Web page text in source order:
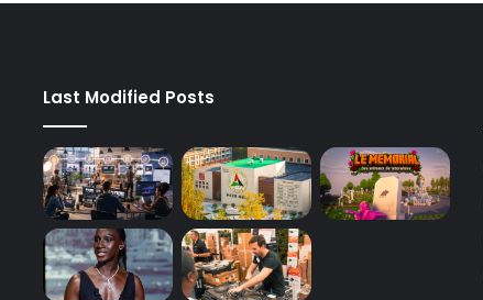
Last Modified Posts